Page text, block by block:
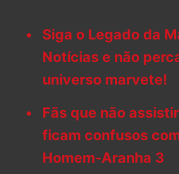
Siga o Legado da
Notícias e não
universo marvete!
Fãs que não
ficam confusos
Homem-Aranha 3